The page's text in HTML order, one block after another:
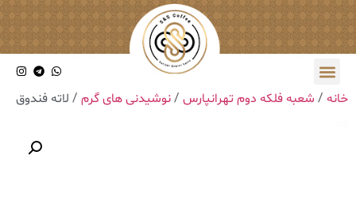
خانه / شعبه فلکه دوم تهرانپارس /نوشیدنی های گرم / ‎لاته فندوق